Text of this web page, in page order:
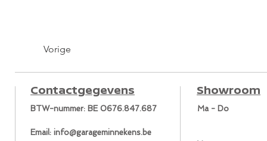
Vorige
Contactgegevens Showroom
BTW-nummer: BE 0676.847.687 Ma - Do
Email: info@garageminnekens.be